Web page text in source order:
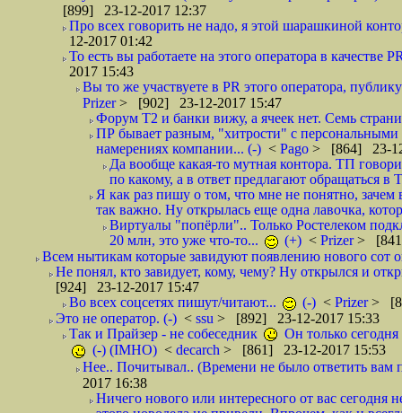
[899] 23-12-2017 12:37
Про всех говорить не надо, я этой шарашкиной
12-2017 01:42
То есть вы работаете на этого оператора в качестве
2017 15:43
Вы то же участвуете в PR этого оператора,
Prizer> [902] 23-12-2017 15:47
Форум Т2 и банки вижу, а ячеек нет. Семь
ПР бывает разным, "хитрости" с персональными
намерениях компании... (-) < Pago > [864] 23-
Да вообще какая-то мутная контора. ТП
по какому, а в ответ предлагают обращаться
Я как раз пишу о том, что мне не понятно, зачем
так важно. Ну открылась еще одна лавочка,
Виртуалы "попёрли".. Только Ростелеком
20 млн, это уже что-то...
(+) < Prizer>
Всем нытикам которые завидуют появлению нового сот
Не понял, кто завидует, кому, чему? Ну открылся и
[924] 23-12-2017 15:47
Во всех соцсетях пишут/читают...
(-) < Prizer>
Это не оператор. (-) < ssu > [892] 23-12-2017 15:33
Так и Прайзер - не собеседник
Он только
(-) (IMHO) < decarch > [861] 23-12-2017 15:53
Нее.. Почитывал.. (Времени не было ответить вам
2017 16:38
Ничего нового или интересного от вас сегодня